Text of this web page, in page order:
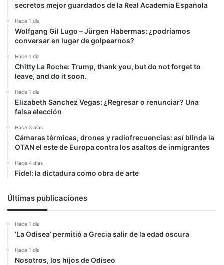
secretos mejor guardados de la Real Academia Española
Hace 1 día
Wolfgang Gil Lugo – Jürgen Habermas: ¿podríamos
conversar en lugar de golpearnos?
Hace 1 día
Chitty La Roche: Trump, thank you, but do not forget to
leave, and do it soon.
Hace 1 día
Elizabeth Sanchez Vegas: ¿Regresar o renunciar? Una
falsa elección
Hace 3 días
Cámaras térmicas, drones y radiofrecuencias: así blinda la
OTAN el este de Europa contra los asaltos de inmigrantes
Hace 4 días
Fidel: la dictadura como obra de arte
Últimas publicaciones
Hace 1 día
‘La Odisea’ permitió a Grecia salir de la edad oscura
Hace 1 día
Nosotros, los hijos de Odiseo